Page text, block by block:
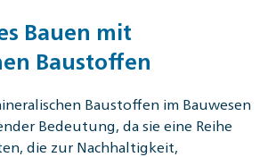
Bauen mit
Baustoffen
Baustoffen im Bauwesen
Bedeutung, da sie eine Reihe
die zur Nachhaltigkeit,